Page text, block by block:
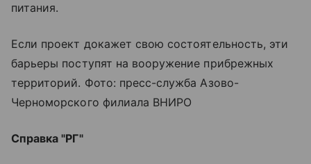
питания.
Если проект докажет свою состоятельность, эти
барьеры поступят на вооружение прибрежных
территорий. Фото: пресс-служба Азово-
Черноморского филиала ВНИРО
Справка "РГ"